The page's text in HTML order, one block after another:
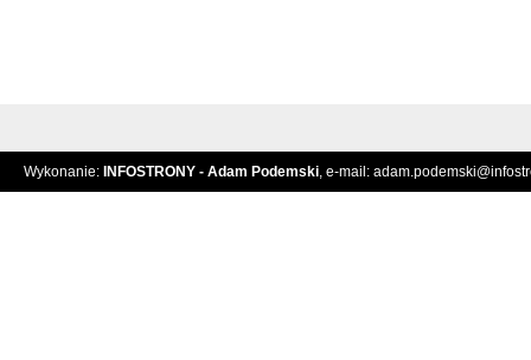
Wykonanie: INFOSTRONY - Adam Podemski, e-mail: